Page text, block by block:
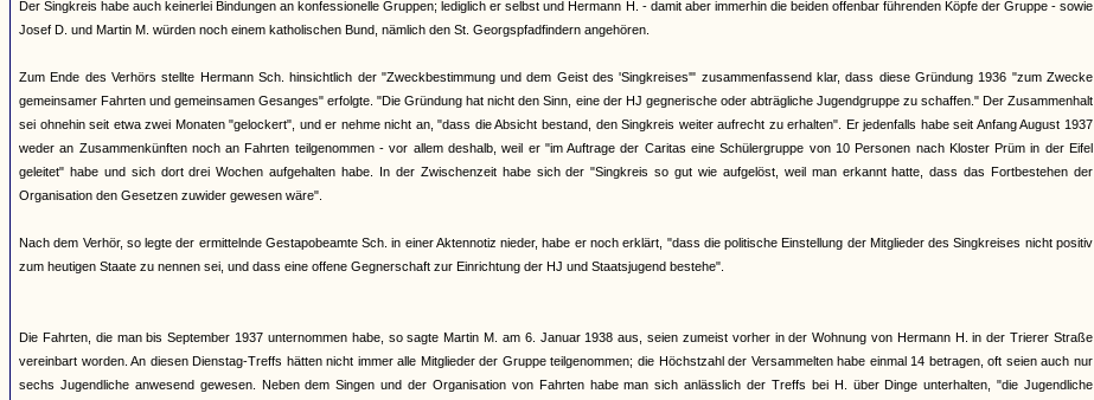
Der Singkreis habe auch keinerlei Bindungen an konfessionelle Gruppen; lediglich er selbst und Hermann H. - damit aber immerhin die beiden offenbar führenden Köpfe der Gruppe - sowie
Josef D. und Martin M. würden noch einem katholischen Bund, nämlich den St. Georgspfadfindern angehören.
Zum Ende des Verhörs stellte Hermann Sch. hinsichtlich der "Zweckbestimmung und dem Geist des 'Singkreises'" zusammenfassend klar, dass diese Gründung 1936 "zum Zwecke
gemeinsamer Fahrten und gemeinsamen Gesanges" erfolgte. "Die Gründung hat nicht den Sinn, eine der HJ gegnerische oder abträgliche Jugendgruppe zu schaffen." Der Zusammenhalt
sei ohnehin seit etwa zwei Monaten "gelockert", und er nehme nicht an, "dass die Absicht bestand, den Singkreis weiter aufrecht zu erhalten". Er jedenfalls habe seit Anfang August 1937
weder an Zusammenkünften noch an Fahrten teilgenommen - vor allem deshalb, weil er "im Auftrage der Caritas eine Schülergruppe von 10 Personen nach Kloster Prüm in der Eifel
geleitet" habe und sich dort drei Wochen aufgehalten habe. In der Zwischenzeit habe sich der "Singkreis so gut wie aufgelöst, weil man erkannt hatte, dass das Fortbestehen der
Organisation den Gesetzen zuwider gewesen wäre".
Nach dem Verhör, so legte der ermittelnde Gestapobeamte Sch. in einer Aktennotiz nieder, habe er noch erklärt, "dass die politische Einstellung der Mitglieder des Singkreises nicht positiv
zum heutigen Staate zu nennen sei, und dass eine offene Gegnerschaft zur Einrichtung der HJ und Staatsjugend bestehe".
Die Fahrten, die man bis September 1937 unternommen habe, so sagte Martin M. am 6. Januar 1938 aus, seien zumeist vorher in der Wohnung von Hermann H. in der Trierer Straße
vereinbart worden. An diesen Dienstag-Treffs hätten nicht immer alle Mitglieder der Gruppe teilgenommen; die Höchstzahl der Versammelten habe einmal 14 betragen, oft seien auch nur
sechs Jugendliche anwesend gewesen. Neben dem Singen und der Organisation von Fahrten habe man sich anlässlich der Treffs bei H. über Dinge unterhalten, "die Jugendliche